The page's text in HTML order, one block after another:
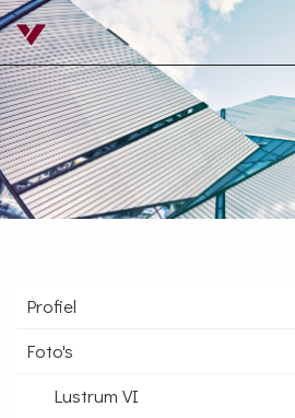
Profiel
Foto's
Lustrum VI